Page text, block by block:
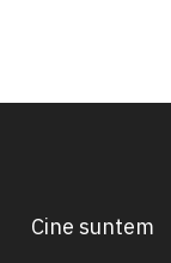
Cine suntem